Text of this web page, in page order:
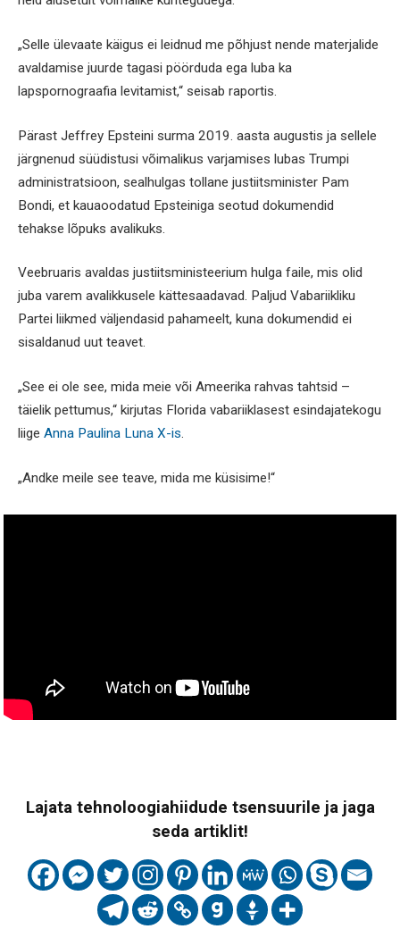
„Selle ülevaate käigus ei leidnud me põhjust nende materjalide
avaldamise juurde tagasi pöörduda ega luba ka
lapspornograafia levitamist,“ seisab raportis.
Pärast Jeffrey Epsteini surma 2019. aasta augustis ja sellele
järgnenud süüdistusi võimalikus varjamises lubas Trumpi
administratsioon, sealhulgas tollane justiitsminister Pam
Bondi, et kauaoodatud Epsteiniga seotud dokumendid
tehakse lõpuks avalikuks.
Veebruaris avaldas justiitsministeerium hulga faile, mis olid
juba varem avalikkusele kättesaadavad. Paljud Vabariikliku
Partei liikmed väljendasid pahameelt, kuna dokumendid ei
sisaldanud uut teavet.
„See ei ole see, mida meie või Ameerika rahvas tahtsid –
täielik pettumus,“ kirjutas Florida vabariiklasest esindajatekogu
liige Anna Paulina Luna X-is.
„Andke meile see teave, mida me küsisime!“
Lajata tehnoloogiahiidude tsensuurile ja jaga
seda artiklit!